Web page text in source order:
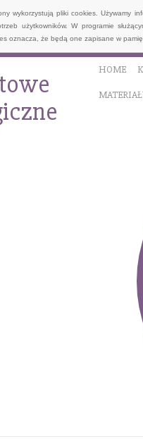
wykorzystują pliki cookies. Używamy
użytkowników. W programie
oznacza, że będą one zapisane w
HOME